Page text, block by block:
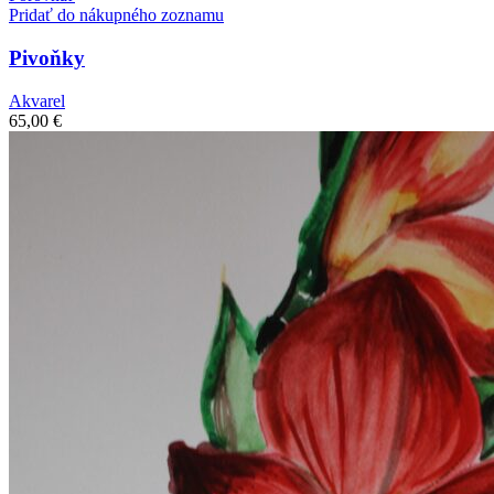
Pridať do nákupného zoznamu
Pivoňky
Akvarel
65,00 €